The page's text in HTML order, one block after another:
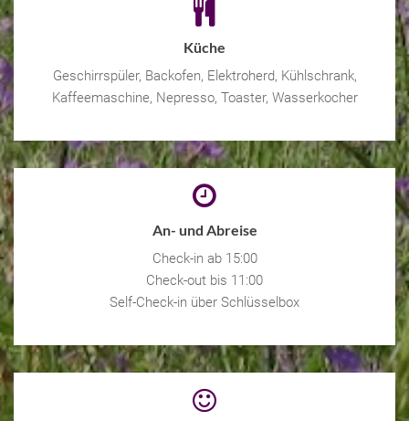
Küche
Geschirrspüler, Backofen, Elektroherd, Kühlschrank,
Kaffeemaschine, Nepresso, Toaster, Wasserkocher
An- und Abreise
Check-in ab 15:00
Check-out bis 11:00
Self-Check-in über Schlüsselbox